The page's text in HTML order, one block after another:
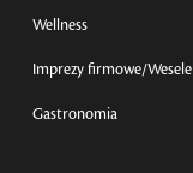
Wellness
Imprezy firmowe/Wesele
Gastronomia